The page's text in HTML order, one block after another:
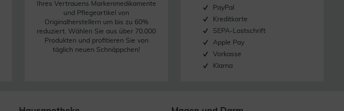
Ihres Vertrauens Markenmedikamente
und Pflegeartikel von
Originalherstellern um bis zu 60%
reduziert. Wählen Sie aus über 70.000
Produkten und profitieren Sie von
täglich neuen Schnäppchen!
PayPal
Kreditkarte
SEPA-Lastschrift
Apple Pay
Vorkasse
Klarna